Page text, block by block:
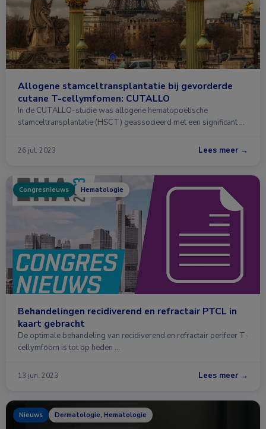
Allogene stamceltransplantatie bij gevorderde
cutane T-cellymfomen: CUTALLO
In de CUTALLO-studie was allogene hematopoëtische
stamceltransplantatie (HSCT) geassocieerd met een significant …
26 jul. 2023 Lees meer →
Congresnieuws Hematologie
Behandelingen recidiverend en refractair PTCL in
kaart gebracht
De optimale behandeling van recidiverend en refractair perifeer T-
cellymfoom is tot op heden …
13 jun. 2023 Lees meer →
Nieuws Dermatologie, Hematologie